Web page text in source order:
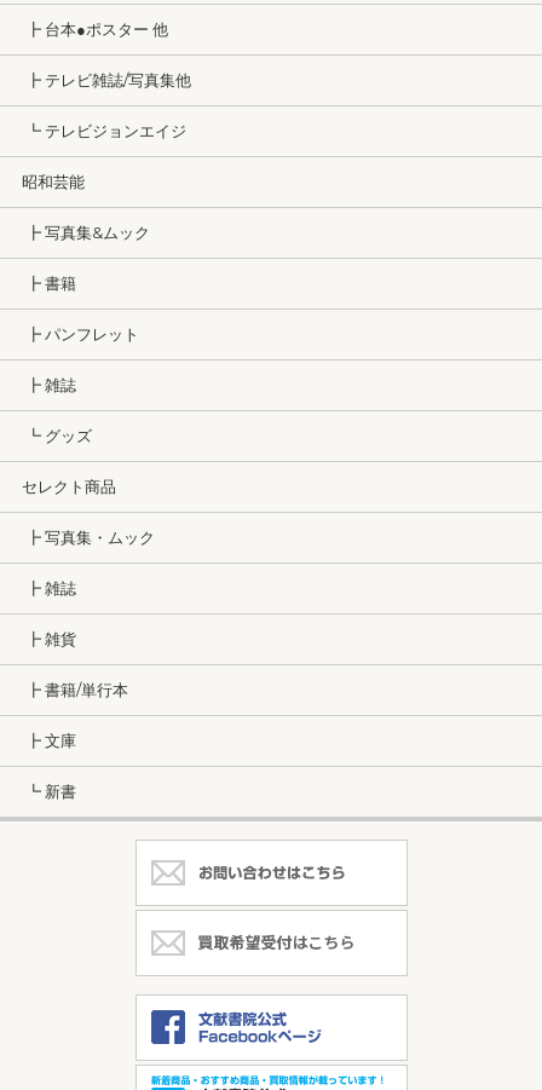
┣ 台本●ポスター 他
┣ テレビ雑誌/写真集他
┗ テレビジョンエイジ
昭和芸能
┣ 写真集&ムック
┣ 書籍
┣ パンフレット
┣ 雑誌
┗ グッズ
セレクト商品
┣ 写真集・ムック
┣ 雑誌
┣ 雑貨
┣ 書籍/単行本
┣ 文庫
┗ 新書